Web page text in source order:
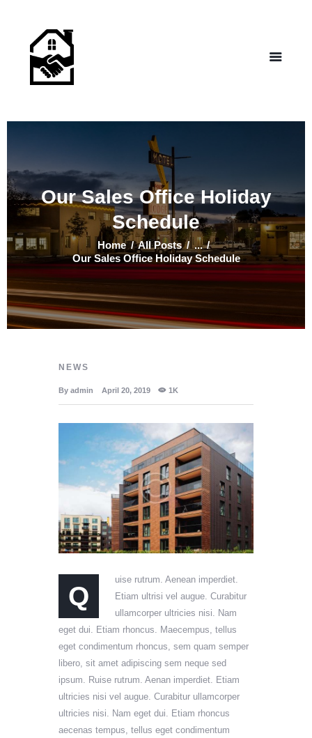
Our Sales Office Holiday
Schedule
Home All Posts
...
Our Sales Office Holiday Schedule
– Helping those in need find affordable housing
Testimonials
About Us
Contact Us
NEWS
By admin April 20, 2019 1K
Q
uise rutrum. Aenean imperdiet.
Etiam ultrisi vel augue. Curabitur
ullamcorper ultricies nisi. Nam
eget dui. Etiam rhoncus. Maecempus, tellus
eget condimentum rhoncus, sem quam semper
libero, sit amet adipiscing sem neque sed
ipsum. Ruise rutrum. Aenan imperdiet. Etiam
ultricies nisi vel augue. Curabitur ullamcorper
ultricies nisi. Nam eget dui. Etiam rhoncus
aecenas tempus, tellus eget condimentum